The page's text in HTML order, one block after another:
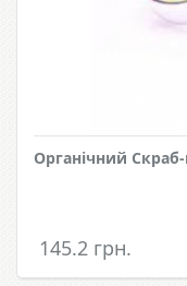
Органічний
145.2 грн.